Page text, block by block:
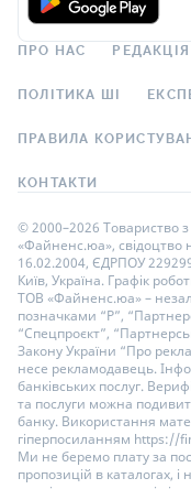
ПРО НАС РЕДАКЦІЯ
ПОЛІТИКА ШІ
ПРАВИЛА
КОНТАКТИ
© 2000–2026 Товариство
«Файненс.юа», свідоцтво
16.02.2004, ЄДРПОУ
Київ, Україна. Графік
ТОВ «Файненс.юа» –
позначками “Р”,
“Спецпроєкт”,
Закону України “Про
несе рекламодавець.
банківських послуг.
та послуги можна
банку. Використання
гіперпосиланням https://
Ми не беремо плату за
пропозицій в каталогах,